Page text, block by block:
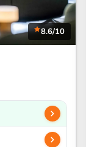
8.6/10